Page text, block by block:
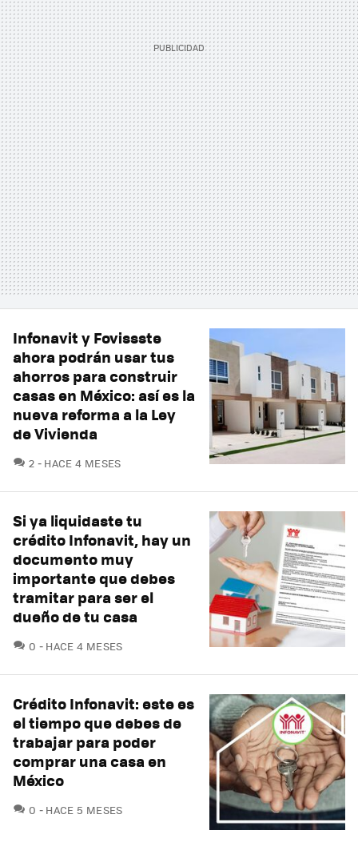
Infonavit y Fovissste
ahora podrán usar tus
ahorros para construir
casas en México: así es la
nueva reforma a la Ley
de Vivienda
2 COMENTARIOS
HACE 4 MESES
Si ya liquidaste tu
crédito Infonavit, hay un
documento muy
importante que debes
tramitar para ser el
dueño de tu casa
0 COMENTARIOS
HACE 4 MESES
Crédito Infonavit: este es
el tiempo que debes de
trabajar para poder
comprar una casa en
México
0 COMENTARIOS
HACE 5 MESES